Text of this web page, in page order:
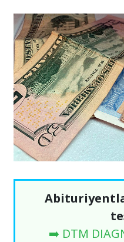
➡️ DTM